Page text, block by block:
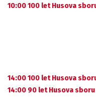
10:00 100 let Husova
14:00 100 let Husova
14:00 90 let Husova sboru